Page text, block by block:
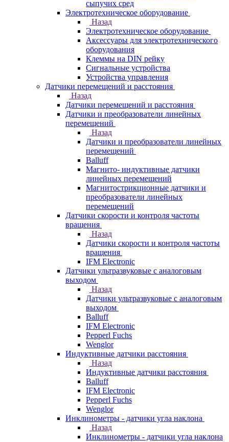
сыпучих сред
Электротехническое оборудование
Назад
Электротехническое оборудование
Аксессуары для электротехнического
оборудования
Клеммы на DIN рейку
Сигнальные устройства
Устройства управления
Датчики перемещений и расстояния
Назад
Датчики перемещений и расстояния
Датчики и преобразователи линейных
перемещений
Назад
Датчики и преобразователи линейных
перемещений
Balluff
Магнито- индуктивные датчики
линейных перемещений
Магнитострикционные датчики и
преобразователи линейных
перемещений
Датчики скорости и контроля частоты
вращения
Назад
Датчики скорости и контроля частоты
вращения
IFM Electronic
Датчики ультразвуковые с аналоговым
выходом
Назад
Датчики ультразвуковые с аналоговым
выходом
Balluff
IFM Electronic
Pepperl Fuchs
Wenglor
Индуктивные датчики расстояния
Назад
Индуктивные датчики расстояния
Balluff
IFM Electronic
Pepperl Fuchs
Wenglor
Инклинометры - датчики угла наклона
Назад
Инклинометры - датчики угла наклона